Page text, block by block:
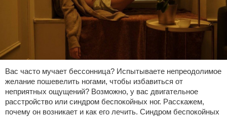
Вас часто мучает бессонница? Испытываете непреодолимое
желание пошевелить ногами, чтобы избавиться от
неприятных ощущений? Возможно, у вас двигательное
расстройство или синдром беспокойных ног. Расскажем,
почему он возникает и как его лечить. Синдром беспокойных